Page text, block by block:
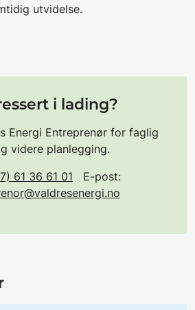
utvidelse.
i lading?
Energi Entreprenør for faglig
videre planlegging.
61 36 61 01
E-post: